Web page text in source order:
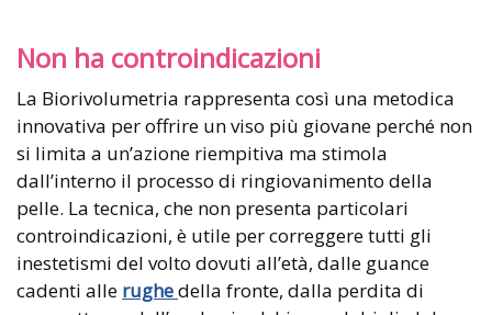
Non ha controindicazioni
La Biorivolumetria rappresenta così una metodica
innovativa per offrire un viso più giovane perché non
si limita a un’azione riempitiva ma stimola
dall’interno il processo di ringiovanimento della
pelle. La tecnica, che non presenta particolari
controindicazioni, è utile per correggere tutti gli
inestetismi del volto dovuti all’età, dalle guance
cadenti alle rughedella fronte, dalla perdita di